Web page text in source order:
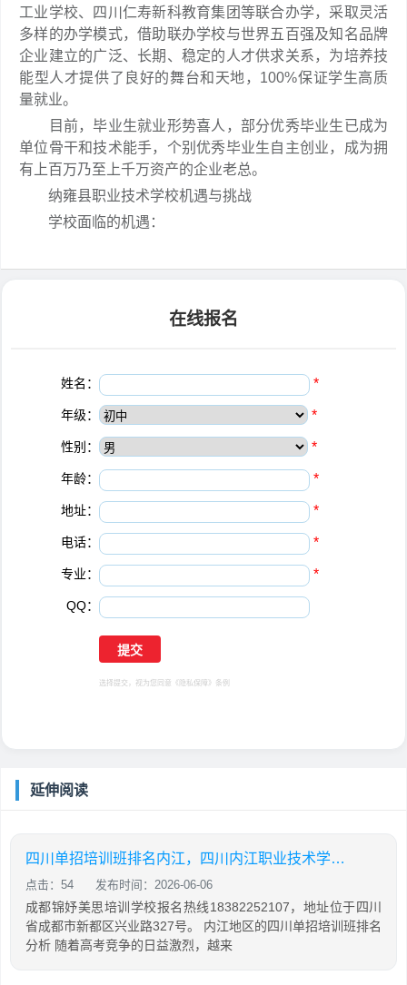
工业学校、四川仁寿新科教育集团等联合办学，采取灵活
多样的办学模式，借助联办学校与世界五百强及知名品牌
企业建立的广泛、长期、稳定的人才供求关系，为培养技
能型人才提供了良好的舞台和天地，100%保证学生高质
量就业。
目前，毕业生就业形势喜人，部分优秀毕业生已成为
单位骨干和技术能手，个别优秀毕业生自主创业，成为拥
有上百万乃至上千万资产的企业老总。
纳雍县职业技术学校机遇与挑战
学校面临的机遇：
在线报名
姓名： *
年级： *
性别： *
年龄： *
地址： *
电话： *
专业： *
QQ：
选择提交，视为您同意 《隐私保障》 条例
延伸阅读
四川单招培训班排名内江，四川内江职业技术学校单招
点击：54 发布时间：2026-06-06
成都锦妤美思培训学校报名热线18382252107，地址位于四川
省成都市新都区兴业路327号。 内江地区的四川单招培训班排名
分析 随着高考竞争的日益激烈，越来